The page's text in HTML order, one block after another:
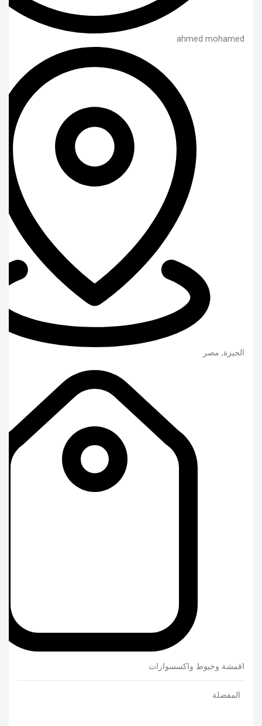
ahmed mohamed
الجيزة, مصر
اقمشة وخيوط واكسسوارات
المفضلة